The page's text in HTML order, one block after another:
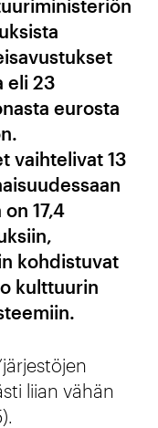
eli 23
eurosta
vaihtelivat 13
17,4
kohdistuvat
kulttuurin
liian vähän